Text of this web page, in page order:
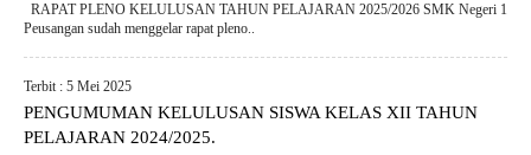
RAPAT PLENO KELULUSAN TAHUN PELAJARAN 2025/2026 SMK Negeri 1
Peusangan sudah menggelar rapat pleno..
Terbit : 5 Mei 2025
PENGUMUMAN KELULUSAN SISWA KELAS XII TAHUN
PELAJARAN 2024/2025.